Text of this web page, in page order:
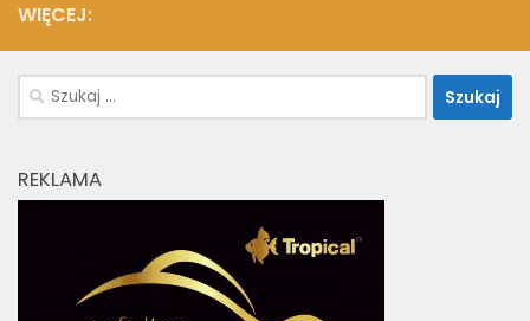
WIĘCEJ:
Szukaj:
REKLAMA